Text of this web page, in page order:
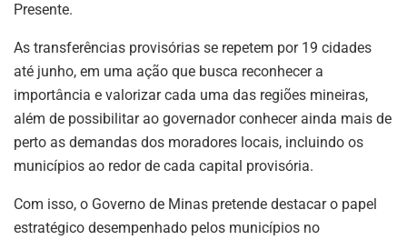
Presente.
As transferências provisórias se repetem por 19 cidades
até junho, em uma ação que busca reconhecer a
importância e valorizar cada uma das regiões mineiras,
além de possibilitar ao governador conhecer ainda mais de
perto as demandas dos moradores locais, incluindo os
municípios ao redor de cada capital provisória.
Com isso, o Governo de Minas pretende destacar o papel
estratégico desempenhado pelos municípios no